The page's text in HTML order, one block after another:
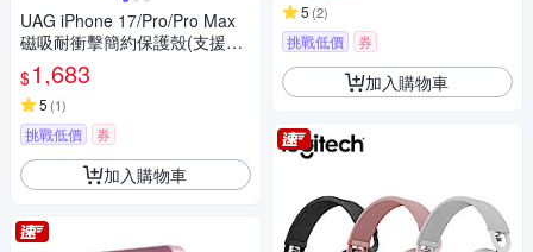
UAG iPhone 17/Pro/Pro Max
磁吸耐衝擊簡約保護殼(支援Ma
gSafe 手機殼)
$1,683
5 (1)
挑戰低價 券
加入購物車
5 (2)
挑戰低價 券
加入購物車